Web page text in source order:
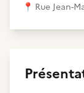
📍 Rue Jean-